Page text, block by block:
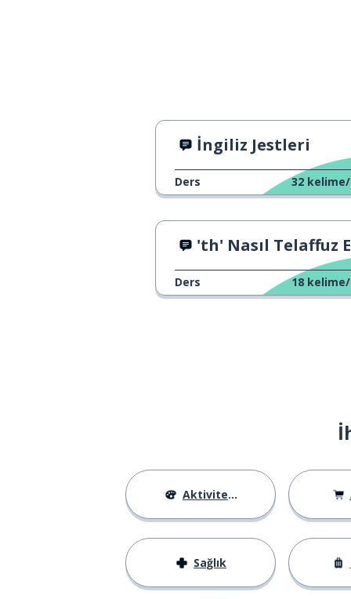
ben bir
İngiliz Jestleri
Ders 32
'th' Nasıl Telaffuz
Ders 18
Aktiviteler
Sağlık